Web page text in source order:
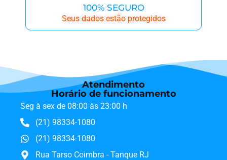
100% SEGURO
Seus dados estão protegidos
Atendimento
Horário de funcionamento
Seg à sex de 08:00 às 23:00 h
(21) 98334-1080
(21) 98334-1080
Rua Tarso Coimbra - Tanque RJ